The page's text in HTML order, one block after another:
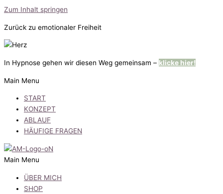
Zum Inhalt springen
Zurück zu emotionaler Freiheit
In Hypnose gehen wir diesen Weg gemeinsam – klicke hier!
Main Menu
START
KONZEPT
ABLAUF
HÄUFIGE FRAGEN
Main Menu
ÜBER MICH
SHOP